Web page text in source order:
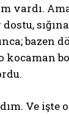
vardı.
bazen
kocaman
Ve işte